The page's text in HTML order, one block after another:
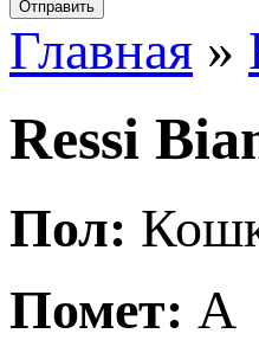
Главная »
Ressi
Пол:
Помет: А